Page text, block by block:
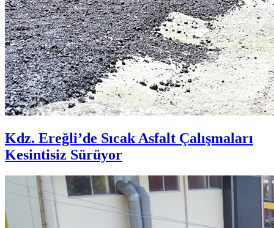
Kdz. Ereğli’de Sıcak Asfalt Çalışmaları
Kesintisiz Sürüyor